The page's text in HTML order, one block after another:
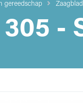
gereedschap
-